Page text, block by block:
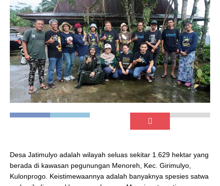
Desa Jatimulyo adalah wilayah seluas sekitar 1.629 hektar yang
berada di kawasan pegunungan Menoreh, Kec. Girimulyo,
Kulonprogo. Keistimewaannya adalah banyaknya spesies satwa